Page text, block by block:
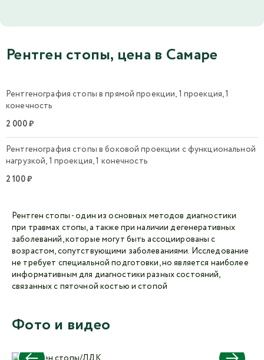
Рентген стопы, цена в Самаре
Рентгенография стопы в прямой проекции, 1 проекция, 1
конечность
2 000 ₽
Рентгенография стопы в боковой проекции с функциональной
нагрузкой, 1 проекция, 1 конечность
2 100 ₽
Рентген стопы - один из основных методов диагностики
при травмах стопы, а также при наличии дегенеративных
заболеваний, которые могут быть ассоциированы с
возрастом, сопутствующими заболеваниями. Исследование
не требует специальной подготовки, но является наиболее
информативным для диагностики разных состояний,
связанных с пяточной костью и стопой
Фото и видео